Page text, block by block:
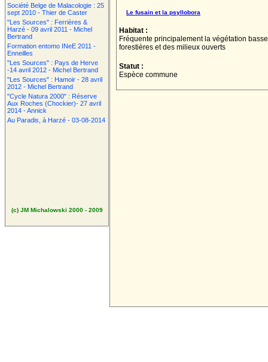
Société Belge de Malacologie : 25
sept 2010 - Thier de Caster
"Les Sources" : Ferrières &
Harzé - 09 avril 2011 - Michel
Bertrand
Formation entomo INeE 2011 -
Enneilles
"Les Sources" : Pays de Herve
-14 avril 2012 - Michel Bertrand
"Les Sources" : Hamoir - 28 avril
2012 - Michel Bertrand
"Cycle Natura 2000" : Réserve
Aux Roches (Chockier)- 27 avril
2014 - Annick
Au Paradis, à Harzé - 03-08-2014
(c) JM Michalowski 2000 - 2009
Le fusain et la psyllobora
Habitat :
Fréquente principalement la végétation
forestières et des milieux ouverts
Statut :
Espèce commune